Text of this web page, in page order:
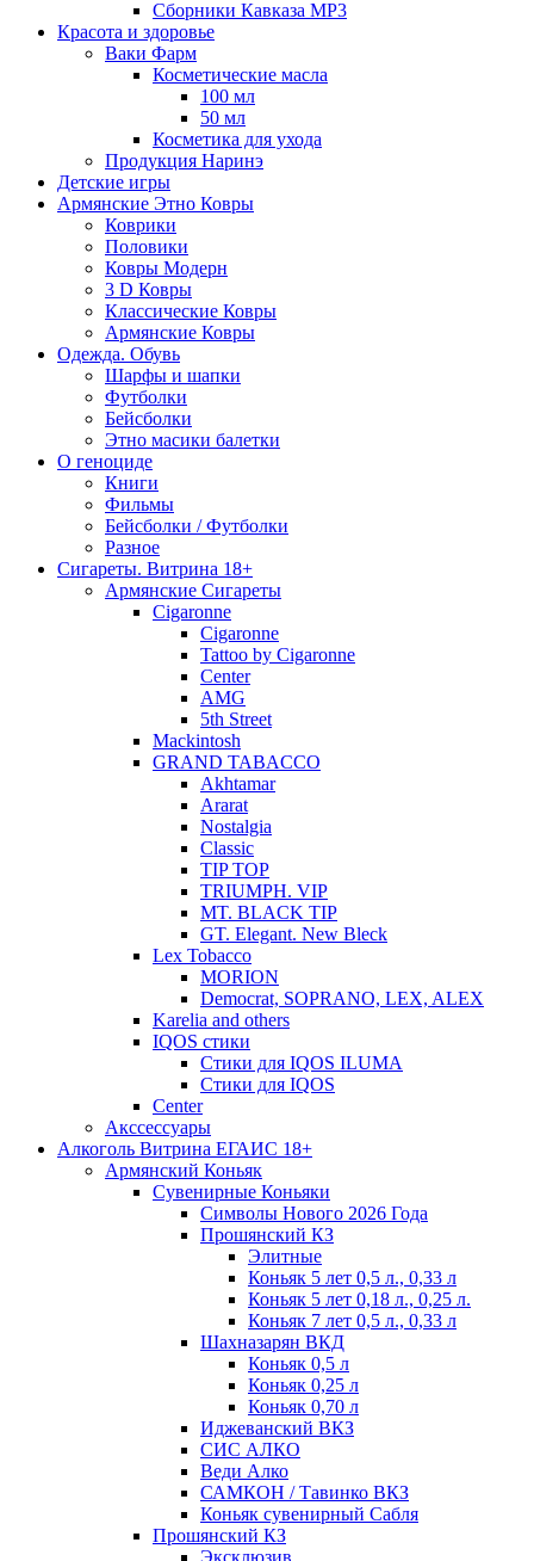
Сборники Кавказа MP3
Красота и здоровье
Ваки Фарм
Косметические масла
100 мл
50 мл
Косметика для ухода
Продукция Наринэ
Детские игры
Армянские Этно Ковры
Коврики
Половики
Ковры Модерн
3 D Ковры
Классические Ковры
Армянские Ковры
Одежда. Обувь
Шарфы и шапки
Футболки
Бейсболки
Этно масики балетки
О геноциде
Книги
Фильмы
Бейсболки / Футболки
Разное
Сигареты. Витрина 18+
Армянские Сигареты
Cigaronne
Cigaronne
Tattoo by Cigaronne
Center
AMG
5th Street
Mackintosh
GRAND TABACCO
Akhtamar
Ararat
Nostalgia
Classic
TIP TOP
TRIUMPH. VIP
MT. BLACK TIP
GT. Elegant. New Bleck
Lex Tobacco
MORION
Democrat, SOPRANO, LEX, ALEX
Karelia and others
IQOS стики
Стики для IQOS ILUMA
Стики для IQOS
Сenter
Акссессуары
Алкоголь Витрина ЕГАИС 18+
Армянский Коньяк
Сувенирные Коньяки
Символы Нового 2026 Года
Прошянский КЗ
Элитные
Коньяк 5 лет 0,5 л., 0,33 л
Коньяк 5 лет 0,18 л., 0,25 л.
Коньяк 7 лет 0,5 л., 0,33 л
Шахназарян ВКД
Коньяк 0,5 л
Коньяк 0,25 л
Коньяк 0,70 л
Иджеванский ВКЗ
СИС АЛКО
Веди Алко
САМКОН / Тавинко ВКЗ
Коньяк сувенирный Сабля
Прошянский КЗ
Эксклюзив